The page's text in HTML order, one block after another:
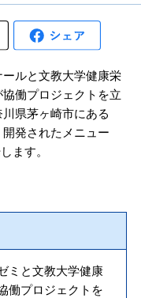
ルと文教大学健康栄
働プロジェクトを立
県茅ヶ崎市にある
開発されたメニュー
ます。
ミと文教大学健康
働プロジェクトを